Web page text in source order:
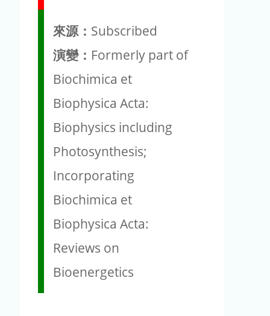
來源： Subscribed
演變： Formerly part of
Biochimica et
Biophysica Acta:
Biophysics including
Photosynthesis;
Incorporating
Biochimica et
Biophysica Acta:
Reviews on
Bioenergetics